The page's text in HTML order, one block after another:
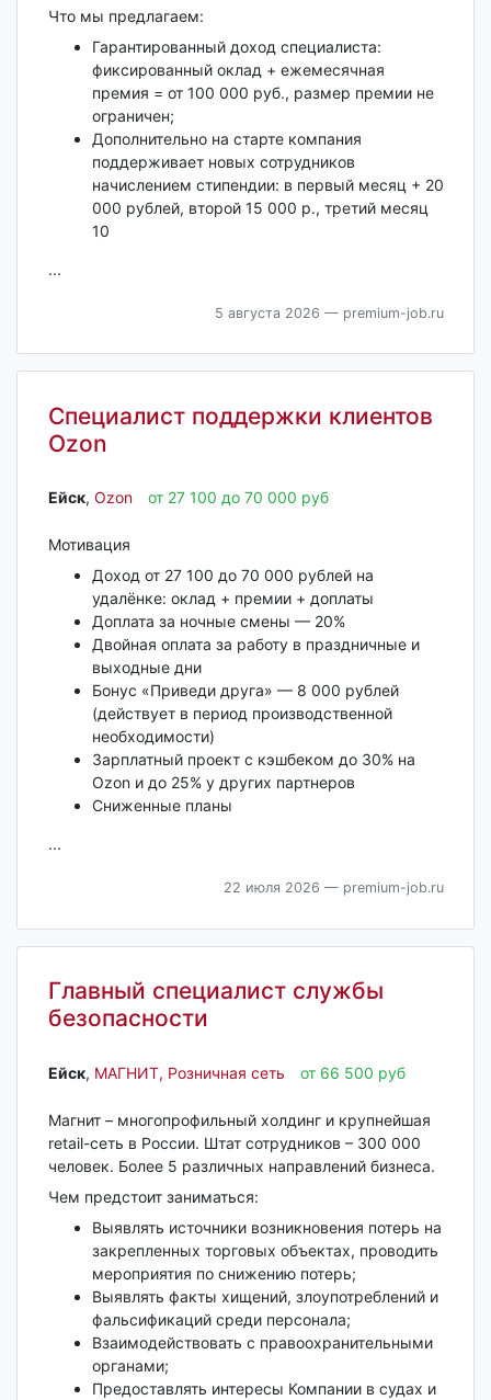
Что мы предлагаем:
Гарантированный доход специалиста:
фиксированный оклад + ежемесячная
премия = от 100 000 руб., размер премии не
ограничен;
Дополнительно на старте компания
поддерживает новых сотрудников
начислением стипендии: в первый месяц + 20
000 рублей, второй 15 000 р., третий месяц
10
...
5 августа 2026 — premium-job.ru
Специалист поддержки клиентов
Ozon
Ейск‎, Ozon от 27 100 до 70 000 руб
Мотивация
Доход от 27 100 до 70 000 рублей на
удалёнке: оклад + премии + доплаты
Доплата за ночные смены — 20%
Двойная оплата за работу в праздничные и
выходные дни
Бонус «Приведи друга» — 8 000 рублей
(действует в период производственной
необходимости)
Зарплатный проект с кэшбеком до 30% на
Ozon и до 25% у других партнеров
Сниженные планы
...
22 июля 2026 — premium-job.ru
Главный специалист службы
безопасности
Ейск‎, МАГНИТ, Розничная сеть от 66 500 руб
Магнит – многопрофильный холдинг и крупнейшая
retail-сеть в России. Штат сотрудников – 300 000
человек. Более 5 различных направлений бизнеса.
Чем предстоит заниматься:
Выявлять источники возникновения потерь на
закрепленных торговых объектах, проводить
мероприятия по снижению потерь;
Выявлять факты хищений, злоупотреблений и
фальсификаций среди персонала;
Взаимодействовать с правоохранительными
органами;
Предоставлять интересы Компании в судах и